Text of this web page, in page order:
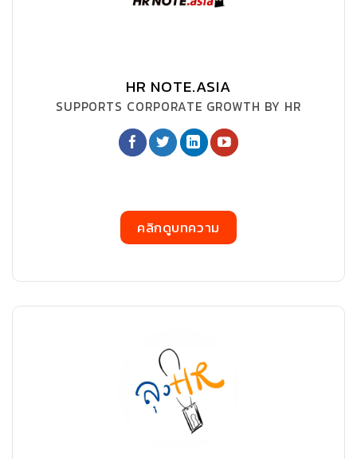
HR NOTE.ASIA
SUPPORTS CORPORATE GROWTH BY HR
คลิกดูบทความ